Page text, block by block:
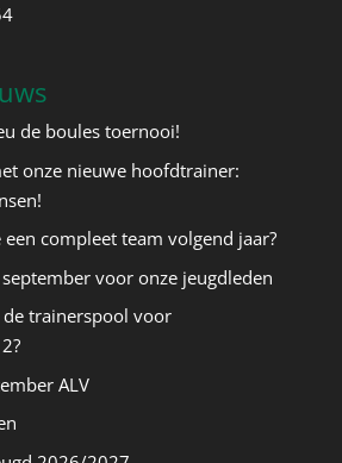
de boules toernooi!
onze nieuwe hoofdtrainer:
compleet team volgend jaar?
voor onze jeugdleden
trainerspool voor
ALV